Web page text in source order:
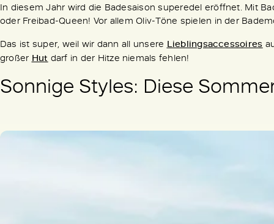
In diesem Jahr wird die Badesaison superedel eröffnet. Mit
oder Freibad-Queen! Vor allem Oliv-Töne spielen in der
Das ist super, weil wir dann all unsere Lieblingsaccessoires
großer Hut darf in der Hitze niemals fehlen!
Sonnige Styles: Diese